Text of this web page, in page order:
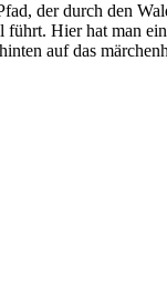
der durch den
führt. Hier hat man
auf das